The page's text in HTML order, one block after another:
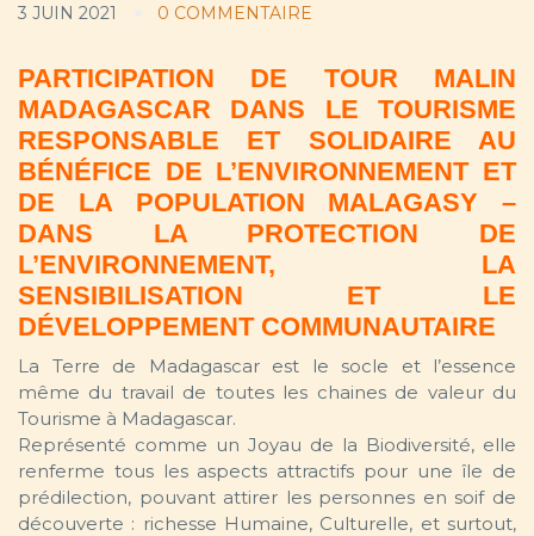
3 JUIN 2021 0 COMMENTAIRE
PARTICIPATION DE TOUR MALIN
MADAGASCAR DANS LE TOURISME
RESPONSABLE ET SOLIDAIRE AU
BÉNÉFICE DE L’ENVIRONNEMENT ET
DE LA POPULATION MALAGASY –
DANS LA PROTECTION DE
L’ENVIRONNEMENT, LA
SENSIBILISATION ET LE
DÉVELOPPEMENT COMMUNAUTAIRE
La Terre de Madagascar est le socle et l’essence
même du travail de toutes les chaines de valeur du
Tourisme à Madagascar.
Représenté comme un Joyau de la Biodiversité, elle
renferme tous les aspects attractifs pour une île de
prédilection, pouvant attirer les personnes en soif de
découverte : richesse Humaine, Culturelle, et surtout,